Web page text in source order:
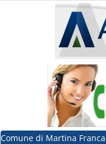
Comune di Martina Franca